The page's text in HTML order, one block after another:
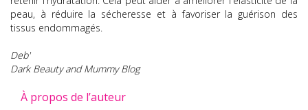
peau, à réduire la sécheresse et à favoriser la guérison des
tissus endommagés.
Deb'
Dark Beauty and Mummy Blog
À propos de l’auteur